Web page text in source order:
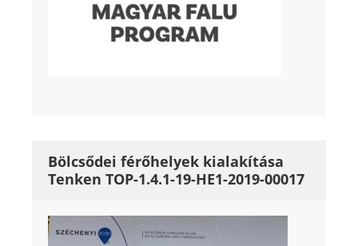
Bölcsődei férőhelyek kialakítása
Tenken TOP-1.4.1-19-HE1-2019-00017